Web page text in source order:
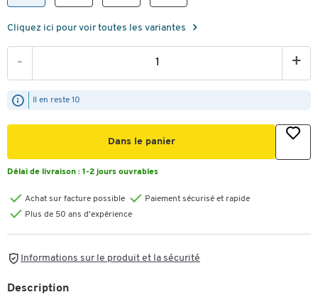
Cliquez ici pour voir toutes les variantes
- +
Il en reste 10
Dans le panier
Délai de livraison : 1-2 jours ouvrables
Achat sur facture possible
Paiement sécurisé et rapide
Plus de 50 ans d'expérience
Informations sur le produit et la sécurité
Description